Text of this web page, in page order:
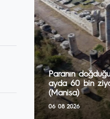
Paranın
ayda 60 bin
(Manisa)
06 08 2026